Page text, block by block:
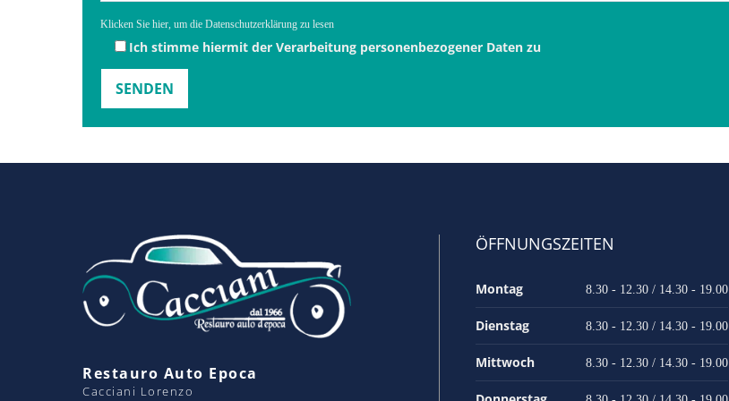
Klicken Sie hier, um die Datenschutzerklärung zu lesen
Ich stimme hiermit der Verarbeitung personenbezogener Daten zu
Restauro Auto Epoca
Cacciani Lorenzo
ÖFFNUNGSZEITEN
Montag 8.30 - 12.30 / 14.30 - 19.00
Dienstag 8.30 - 12.30 / 14.30 - 19.00
Mittwoch 8.30 - 12.30 / 14.30 - 19.00